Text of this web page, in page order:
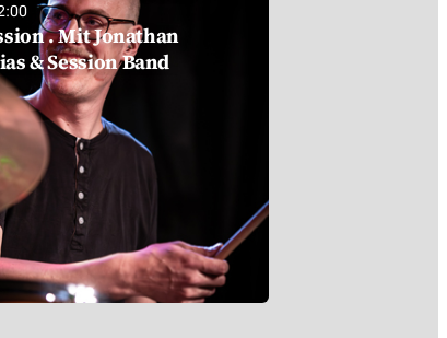
. Mit Jonathan
& Session Band